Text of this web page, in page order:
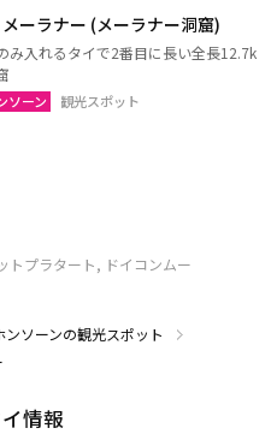
ーラナー (メーラナー洞窟)
み入れるタイで2番目に長い全長12.7k
ソーン 観光スポット
トプラタート, ドイコンムー
ンソーンの観光スポット
情報